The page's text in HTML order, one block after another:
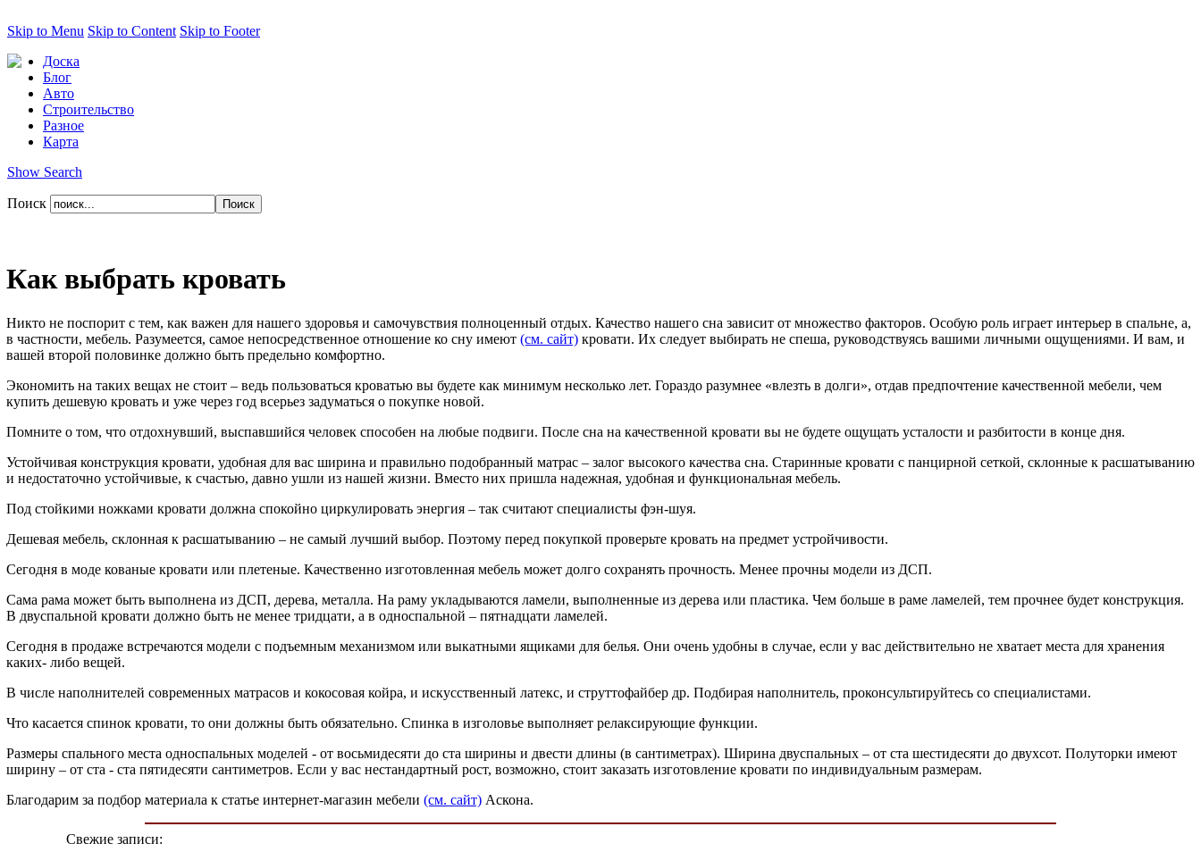
Skip to Menu Skip to Content Skip to Footer
Доска
Блог
Авто
Строительство
Разное
Карта
Show Search
Поиск
Как выбрать кровать
Никто не поспорит с тем, как важен для нашего здоровья и самочувствия полноценный отдых. Качество нашего сна зависит от множество факторов. Особую роль играет интерьер в спальне, а,
в частности, мебель. Разумеется, самое непосредственное отношение ко сну имеют (см. сайт) кровати. Их следует выбирать не спеша, руководствуясь вашими личными ощущениями. И вам, и
вашей второй половинке должно быть предельно комфортно.
Экономить на таких вещах не стоит – ведь пользоваться кроватью вы будете как минимум несколько лет. Гораздо разумнее «влезть в долги», отдав предпочтение качественной мебели, чем
купить дешевую кровать и уже через год всерьез задуматься о покупке новой.
Помните о том, что отдохнувший, выспавшийся человек способен на любые подвиги. После сна на качественной кровати вы не будете ощущать усталости и разбитости в конце дня.
Устойчивая конструкция кровати, удобная для вас ширина и правильно подобранный матрас – залог высокого качества сна. Старинные кровати с панцирной сеткой, склонные к расшатыванию
и недостаточно устойчивые, к счастью, давно ушли из нашей жизни. Вместо них пришла надежная, удобная и функциональная мебель.
Под стойкими ножками кровати должна спокойно циркулировать энергия – так считают специалисты фэн-шуя.
Дешевая мебель, склонная к расшатыванию – не самый лучший выбор. Поэтому перед покупкой проверьте кровать на предмет устройчивости.
Сегодня в моде кованые кровати или плетеные. Качественно изготовленная мебель может долго сохранять прочность. Менее прочны модели из ДСП.
Сама рама может быть выполнена из ДСП, дерева, металла. На раму укладываются ламели, выполненные из дерева или пластика. Чем больше в раме ламелей, тем прочнее будет конструкция.
В двуспальной кровати должно быть не менее тридцати, а в односпальной – пятнадцати ламелей.
Сегодня в продаже встречаются модели с подъемным механизмом или выкатными ящиками для белья. Они очень удобны в случае, если у вас действительно не хватает места для хранения
каких- либо вещей.
В числе наполнителей современных матрасов и кокосовая койра, и искусственный латекс, и струттофайбер др. Подбирая наполнитель, проконсультируйтесь со специалистами.
Что касается спинок кровати, то они должны быть обязательно. Спинка в изголовье выполняет релаксирующие функции.
Размеры спального места односпальных моделей - от восьмидесяти до ста ширины и двести длины (в сантиметрах). Ширина двуспальных – от ста шестидесяти до двухсот. Полуторки имеют
ширину – от ста - ста пятидесяти сантиметров. Если у вас нестандартный рост, возможно, стоит заказать изготовление кровати по индивидуальным размерам.
Благодарим за подбор материала к статье интернет-магазин мебели (см. сайт) Аскона.
Свежие записи: